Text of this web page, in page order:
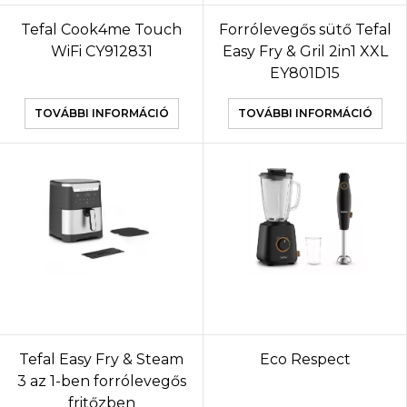
Tefal Cook4me Touch
WiFi CY912831
TOVÁBBI INFORMÁCIÓ
Forrólevegős sütő Tefal
Easy Fry & Gril 2in1 XXL
EY801D15
TOVÁBBI INFORMÁCIÓ
Tefal Easy Fry & Steam
3 az 1-ben forrólevegős
fritőzben
Eco Respect